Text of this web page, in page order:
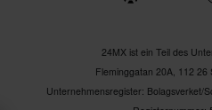
24MX ist ein Teil des
Fleminggatan 20A, 112 26
Unternehmensregister: Bolagsverket/